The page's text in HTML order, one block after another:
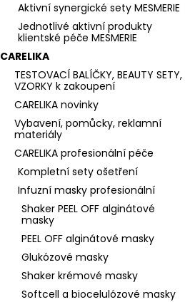
Aktivní synergické sety MESMERIE
Jednotlivé aktivní produkty
klientské péče MESMERIE
CARELIKA
TESTOVACÍ BALÍČKY, BEAUTY SETY,
VZORKY k zakoupení
CARELIKA novinky
Vybavení, pomůcky, reklamní
materiály
CARELIKA profesionální péče
Kompletní sety ošetření
Infuzní masky profesionální
Shaker PEEL OFF alginátové
masky
PEEL OFF alginátové masky
Glukózové masky
Shaker krémové masky
Softcell a biocelulózové masky